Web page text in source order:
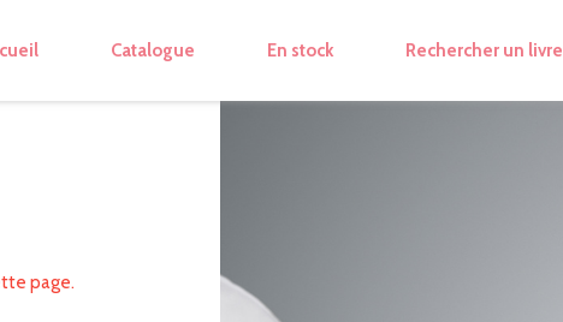
Catalogue En stock Rechercher un livre
page.